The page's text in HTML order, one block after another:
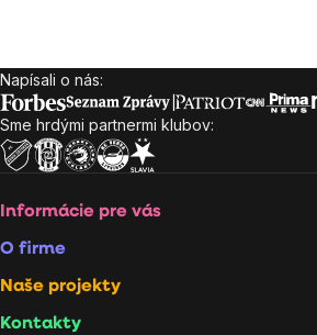
Zápätie
Napísali o nás:
Sme hrdými partnermi klubov:
Informácie pre vás
O firme
Naše projekty
Kontakty